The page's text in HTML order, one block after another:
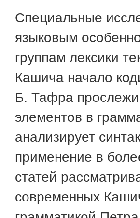
Специальные
языковым
группам лексики
Кашича начало
Б. Тафра
элементов в
анализирует
применение в
статей
современных